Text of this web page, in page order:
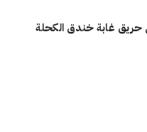
في حريق غابة خندق الكحلة